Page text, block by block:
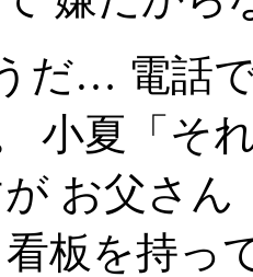
だ… 電話
小夏「そ
お父さん
板を持っ